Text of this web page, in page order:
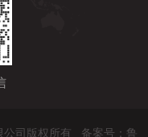
公司版权所有 备案号：鲁